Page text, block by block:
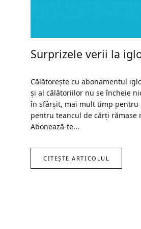
Surprizele verii la
Călătorește cu abonamentul
și al călătoriilor nu se încheie
în sfârșit, mai mult timp pentru
pentru teancul de cărți rămase
Abonează-te...
CITEȘTE ARTICOLUL